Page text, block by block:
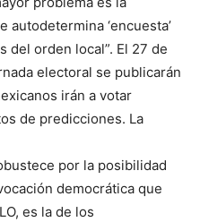
autodetermina ‘encuesta’
del orden local”. El 27 de
electoral se publicarán
irán a votar
de predicciones. La
por la posibilidad
democrática que
es la de los